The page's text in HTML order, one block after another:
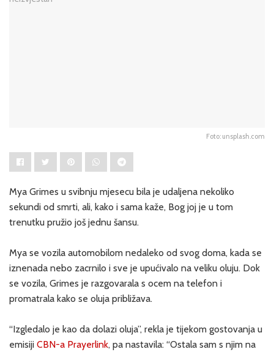
Foto: unsplash.com
Mya Grimes u svibnju mjesecu bila je udaljena nekoliko
sekundi od smrti, ali, kako i sama kaže, Bog joj je u tom
trenutku pružio još jednu šansu.
Mya se vozila automobilom nedaleko od svog doma, kada se
iznenada nebo zacrnilo i sve je upućivalo na veliku oluju. Dok
se vozila, Grimes je razgovarala s ocem na telefon i
promatrala kako se oluja približava.
“Izgledalo je kao da dolazi oluja”, rekla je tijekom gostovanja u
emisiji CBN-a Prayerlink, pa nastavila: “Ostala sam s njim na